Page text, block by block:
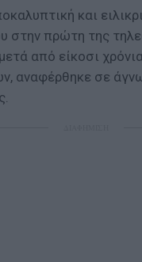
και
στην πρώτη της
από είκοσι
αναφέρθηκε σε